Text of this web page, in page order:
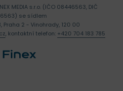
MEDIA s.r.o. (IČO 08446563, DIČ
se sídlem
Praha 2 - Vinohrady, 120 00
, kontaktní telefon: +420 704 183 785